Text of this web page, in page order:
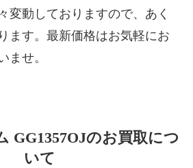
変動しておりますので、あく
ます。最新価格はお気軽にお
ませ。
GG1357OJのお買取につ
いて